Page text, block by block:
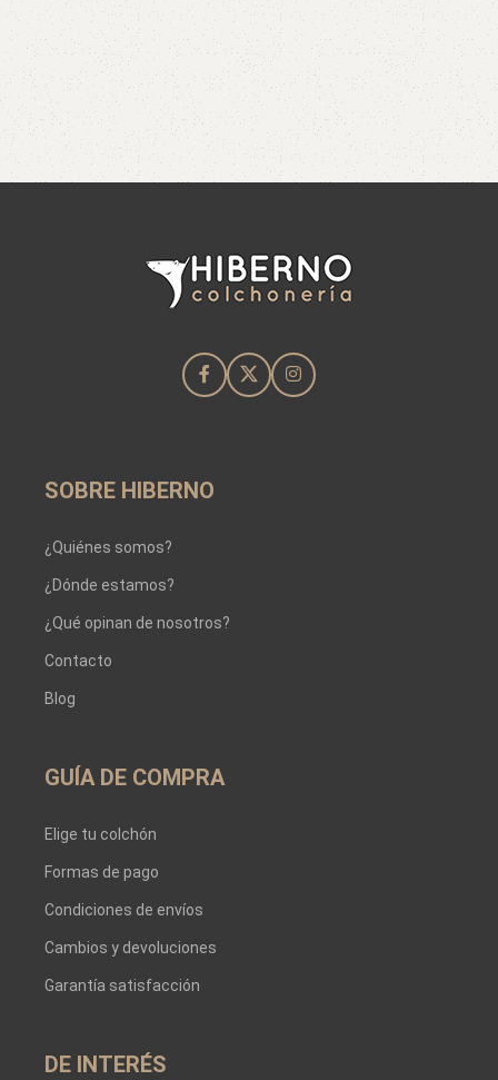
SOBRE HIBERNO
¿Quiénes somos?
¿Dónde estamos?
¿Qué opinan de nosotros?
Contacto
Blog
GUÍA DE COMPRA
Elige tu colchón
Formas de pago
Condiciones de envíos
Cambios y devoluciones
Garantía satisfacción
DE INTERÉS